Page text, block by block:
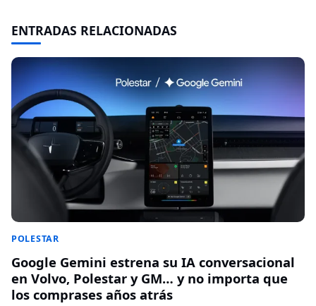
ENTRADAS RELACIONADAS
POLESTAR
Google Gemini estrena su IA conversacional
en Volvo, Polestar y GM… y no importa que
los comprases años atrás